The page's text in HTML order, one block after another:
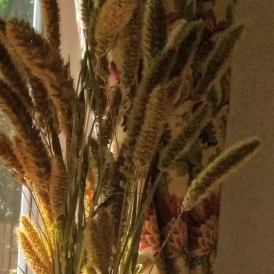
B2B Portal